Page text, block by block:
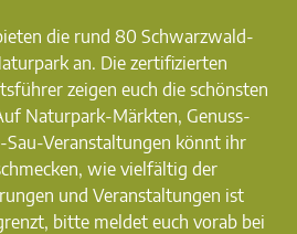
die rund 80 Schwarzwald-
an. Die zertifizierten
zeigen euch die schönsten
Naturpark-Märkten, Genuss-
Sau-Veranstaltungen könnt ihr
wie vielfältig der
und Veranstaltungen ist
bitte meldet euch vorab bei